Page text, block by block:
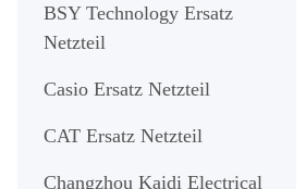
BSY Technology Ersatz
Netzteil
Casio Ersatz Netzteil
CAT Ersatz Netzteil
Changzhou Kaidi Electrical